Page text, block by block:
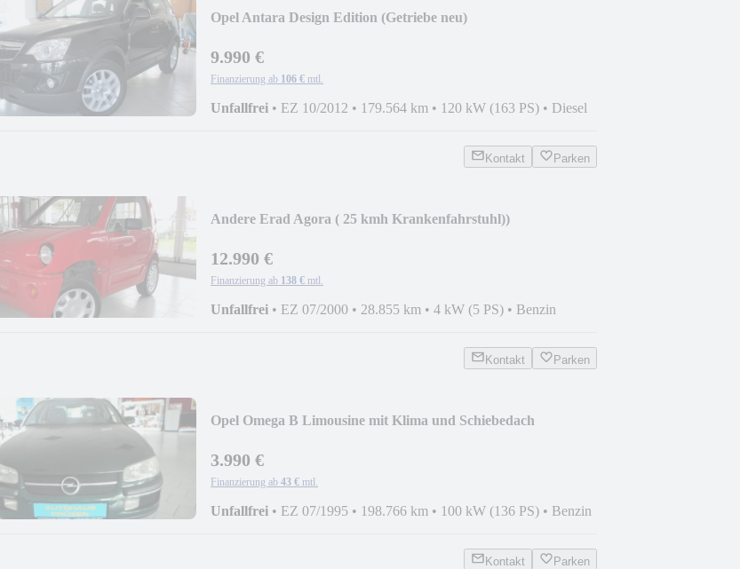
Opel Antara Design Edition (Getriebe neu)
9.990 €
Finanzierung ab 106 € mtl.
Unfallfrei • EZ 10/2012 • 179.564 km • 120 kW (163 PS) • Diesel
Kontakt Parken
Andere Erad Agora ( 25 kmh Krankenfahrstuhl))
12.990 €
Finanzierung ab 138 € mtl.
Unfallfrei • EZ 07/2000 • 28.855 km • 4 kW (5 PS) • Benzin
Kontakt Parken
Opel Omega B Limousine mit Klima und Schiebedach
3.990 €
Finanzierung ab 43 € mtl.
Unfallfrei • EZ 07/1995 • 198.766 km • 100 kW (136 PS) • Benzin
Kontakt Parken